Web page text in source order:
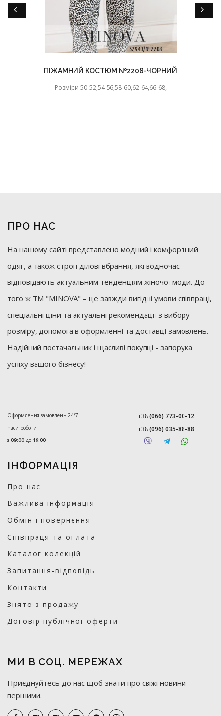
ПІЖАМНИЙ КОСТЮМ №2208-ЧОРНИЙ
Розміри 50-52,54-56,58-60,62-64,66-68,
ПРО НАС
На нашому сайті представлено модний і комфортний
одяг, а також строгі ділові вбрання, які водночас
відповідають актуальним тенденціям жіночої моди. До
того ж ТМ "MINOVA" – це завжди вигідні умови співпраці,
спеціальні ціни та актуальні рекомендації з вибору
розміру, допомога в оформленні та доставці замовлень.
Надійний постачальник і щасливі покупці - запорука
успіху вашого бізнесу!
Оформлення замовлень 24/7
Часи роботи:
з 09:00 до 19:00
+38(066) 773-00-12
+38(096) 035-88-88
ІНФОРМАЦІЯ
Про нас
Важлива інформація
Обмін і повернення
Співпраця та оплата
Каталог колекцій
Запитання-відповідь
Контакти
Знято з продажу
Договір публічної оферти
МИ В СОЦ. МЕРЕЖАХ
Приєднуйтесь до нас щоб знати про свіжі новини
першими.